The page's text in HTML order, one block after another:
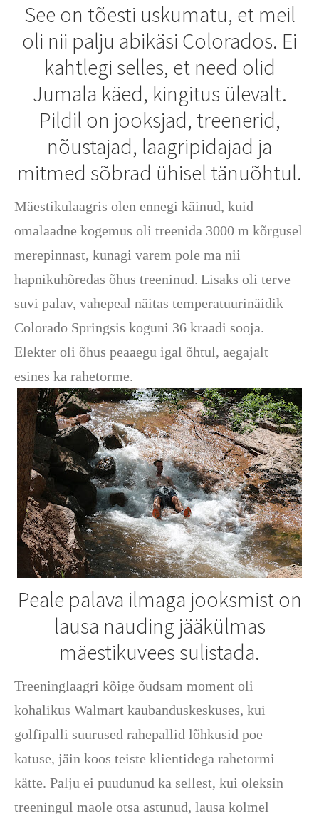
See on tõesti uskumatu, et meil
oli nii palju abikäsi Colorados. Ei
kahtlegi selles, et need olid
Jumala käed, kingitus ülevalt.
Pildil on jooksjad, treenerid,
nõustajad, laagripidajad ja
mitmed sõbrad ühisel tänuõhtul.
Mäestikulaagris olen ennegi käinud, kuid
omalaadne kogemus oli treenida 3000 m kõrgusel
merepinnast, kunagi varem pole ma nii
hapnikuhõredas õhus treeninud. Lisaks oli terve
suvi palav, vahepeal näitas temperatuurinäidik
Colorado Springsis koguni 36 kraadi sooja.
Elekter oli õhus peaaegu igal õhtul, aegajalt
esines ka rahetorme.
Peale palava ilmaga jooksmist on
lausa nauding jääkülmas
mäestikuvees sulistada.
Treeninglaagri kõige õudsam moment oli
kohalikus Walmart kaubanduskeskuses, kui
golfipalli suurused rahepallid lõhkusid poe
katuse, jäin koos teiste klientidega rahetormi
kätte. Palju ei puudunud ka sellest, kui oleksin
treeningul maole otsa astunud, lausa kolmel